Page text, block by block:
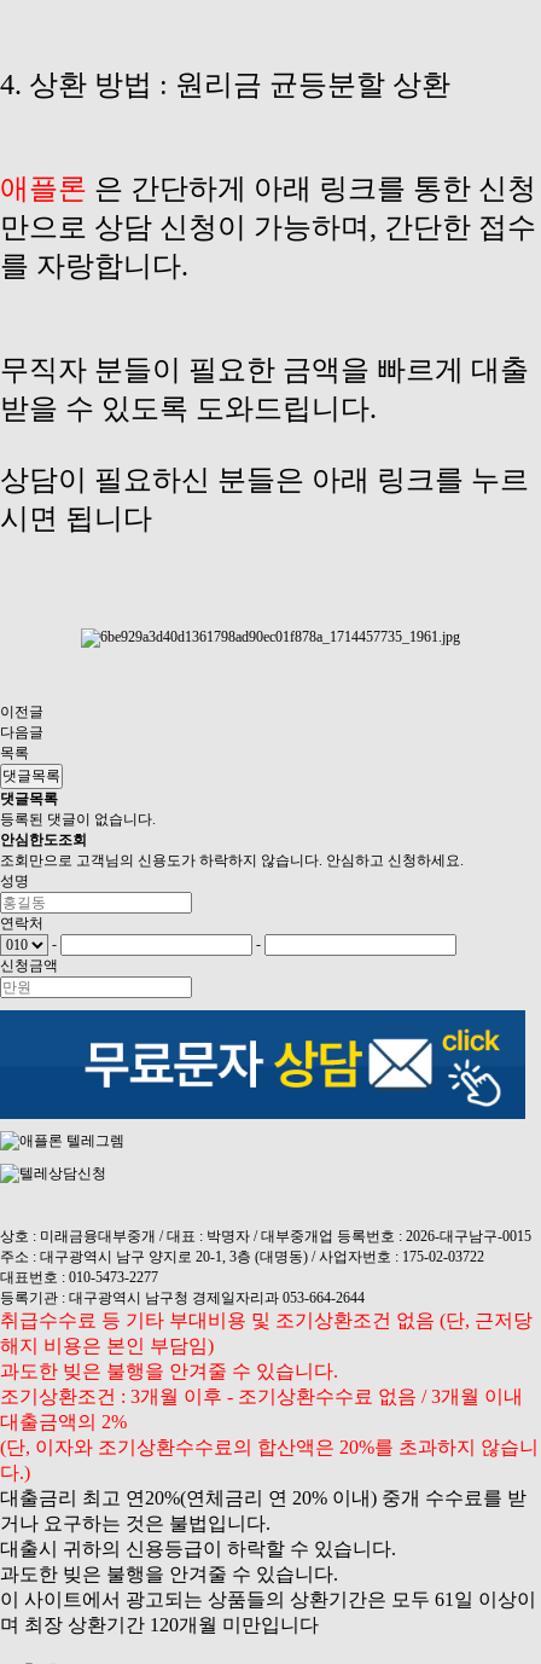
4. 상환 방법 : 원리금 균등분할 상환
애플론 은 간단하게 아래 링크를 통한 신청
만으로 상담 신청이 가능하며, 간단한 접수
를 자랑합니다.
무직자 분들이 필요한 금액을 빠르게 대출
받을 수 있도록 도와드립니다.
상담이 필요하신 분들은 아래 링크를 누르
시면 됩니다
이전글
다음글
목록
댓글목록
댓글목록
등록된 댓글이 없습니다.
안심한도조회
조회만으로 고객님의 신용도가 하락하지 않습니다. 안심하고 신청하세요.
성명
연락처
-
-
신청금액
상호 : 미래금융대부중개 / 대표 : 박명자 / 대부중개업 등록번호 : 2026-대구남구-0015
주소 : 대구광역시 남구 양지로 20-1, 3층 (대명동) / 사업자번호 : 175-02-03722
대표번호 : 010-5473-2277
등록기관 : 대구광역시 남구청 경제일자리과 053-664-2644
취급수수료 등 기타 부대비용 및 조기상환조건 없음 (단, 근저당
해지 비용은 본인 부담임)
과도한 빚은 불행을 안겨줄 수 있습니다.
조기상환조건 : 3개월 이후 - 조기상환수수료 없음 / 3개월 이내
대출금액의 2%
(단, 이자와 조기상환수수료의 합산액은 20%를 초과하지 않습니
다.)
대출금리 최고 연20%(연체금리 연 20% 이내) 중개 수수료를 받
거나 요구하는 것은 불법입니다.
대출시 귀하의 신용등급이 하락할 수 있습니다.
과도한 빚은 불행을 안겨줄 수 있습니다.
이 사이트에서 광고되는 상품들의 상환기간은 모두 61일 이상이
며 최장 상환기간 120개월 미만입니다